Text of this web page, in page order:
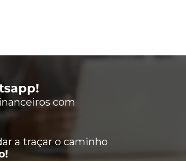
com
a traçar o caminho